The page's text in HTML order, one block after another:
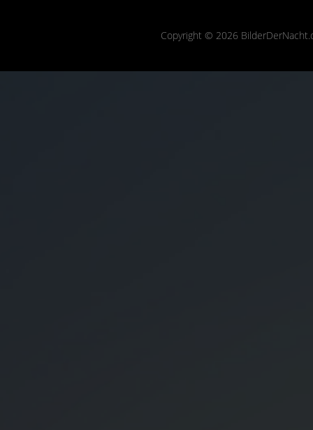
Copyright © 2026